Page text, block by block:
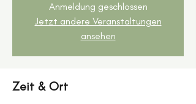
Anmeldung geschlossen
Jetzt andere Veranstaltungen
ansehen
Zeit & Ort